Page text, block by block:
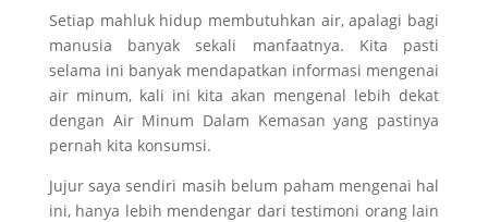
Setiap mahluk hidup membutuhkan air, apalagi bagi
manusia banyak sekali manfaatnya. Kita pasti
selama ini banyak mendapatkan informasi mengenai
air minum, kali ini kita akan mengenal lebih dekat
dengan Air Minum Dalam Kemasan yang pastinya
pernah kita konsumsi.
Jujur saya sendiri masih belum paham mengenai hal
ini, hanya lebih mendengar dari testimoni orang lain